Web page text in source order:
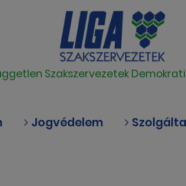
Szakszervezetek
Jogvédelem